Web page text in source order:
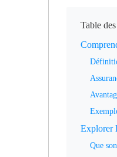
Table
Explorer
Que